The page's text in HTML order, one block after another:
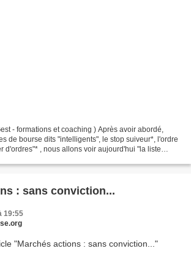
- formations et coaching ) Après avoir abordé,
de bourse dits "intelligents", le stop suiveur*, l'ordre
d'ordres"* , nous allons voir aujourd'hui "la liste
: sans conviction...
19:55